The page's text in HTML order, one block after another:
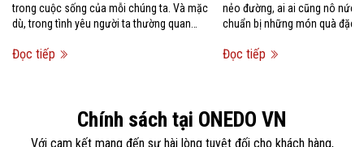
trong cuộc sống của mỗi chúng ta. Và mặc
dù, trong tình yêu người ta thường quan
Đọc tiếp
nẻo đường, ai ai cũng nô nức
chuẩn bị những món quà đặc
Đọc tiếp
Chính sách tại ONEDO VN
Với cam kết mang đến sự hài lòng tuyệt đối cho khách hàng,